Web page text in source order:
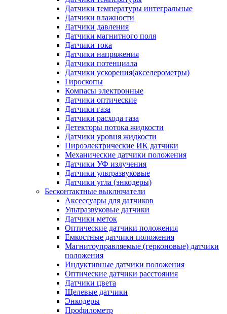
Датчики температуры интегральные
Датчики влажности
Датчики давления
Датчики магнитного поля
Датчики тока
Датчики напряжения
Датчики потенциала
Датчики ускорения(акселерометры)
Гироскопы
Компасы электронные
Датчики оптические
Датчики газа
Датчики расхода газа
Детекторы потока жидкости
Датчики уровня жидкости
Пироэлектрические ИК датчики
Механические датчики положения
Датчики УФ излучения
Датчики ультразвуковые
Датчики угла (энкодеры)
Бесконтактные выключатели
Аксессуары для датчиков
Ультразвуковые датчики
Датчики меток
Оптические датчики положения
Емкостные датчики положения
Магнитоуправляемые (герконовые) датчики
положения
Индуктивные датчики положения
Оптические датчики расстояния
Датчики цвета
Щелевые датчики
Энкодеры
Профилометр